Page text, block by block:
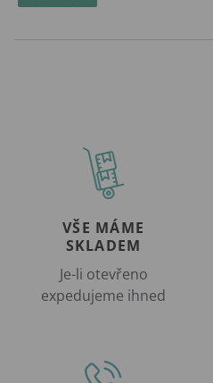
VŠE MÁME
SKLADEM
Je-li otevřeno
expedujeme ihned